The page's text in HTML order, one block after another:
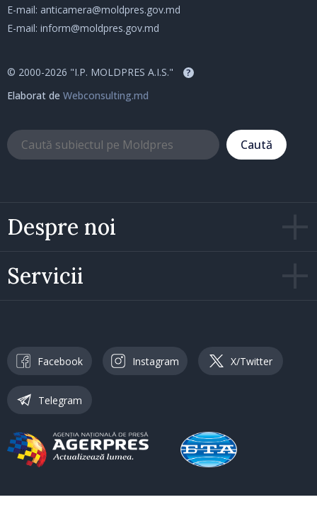
Despre noi
Servicii
E-mail: anticamera@moldpres.gov.md
E-mail: inform@moldpres.gov.md
© 2000-2026 "I.P. MOLDPRES A.I.S." ?
Elaborat de Webconsulting.md
Caută
Facebook Instagram X/Twitter
Telegram